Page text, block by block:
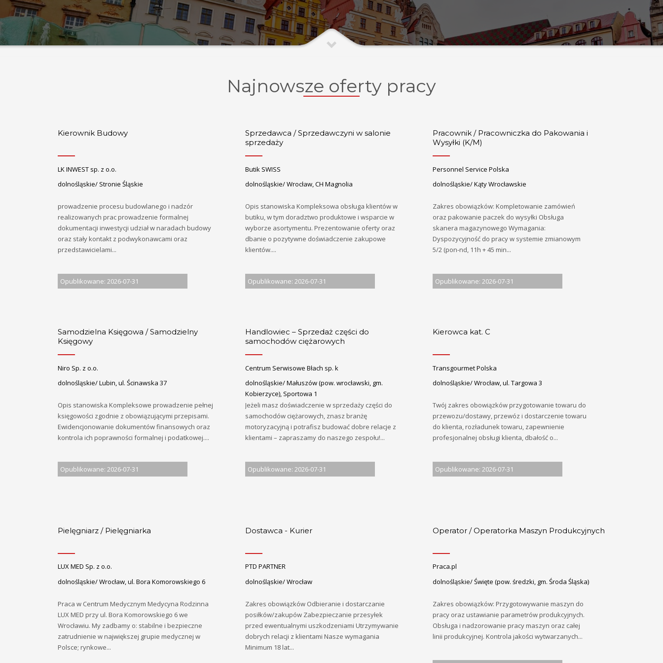
Najnowsze oferty pracy
Kierownik Budowy
LK INWEST sp. z o.o.
dolnośląskie/ Stronie Śląskie
prowadzenie procesu budowlanego i nadzór
realizowanych prac prowadzenie formalnej
dokumentacji inwestycji udział w naradach budowy
oraz stały kontakt z podwykonawcami oraz
przedstawicielami...
Opublikowane: 2026-07-31
Sprzedawca / Sprzedawczyni w salonie
sprzedaży
Butik SWISS
dolnośląskie/ Wrocław, CH Magnolia
Opis stanowiska Kompleksowa obsługa klientów w
butiku, w tym doradztwo produktowe i wsparcie w
wyborze asortymentu. Prezentowanie oferty oraz
dbanie o pozytywne doświadczenie zakupowe
klientów....
Opublikowane: 2026-07-31
Pracownik / Pracowniczka do Pakowania i
Wysyłki (K/M)
Personnel Service Polska
dolnośląskie/ Kąty Wrocławskie
Zakres obowiązków: Kompletowanie zamówień
oraz pakowanie paczek do wysyłki Obsługa
skanera magazynowego Wymagania:
Dyspozycyjność do pracy w systemie zmianowym
5/2 (pon-nd, 11h + 45 min...
Opublikowane: 2026-07-31
Samodzielna Księgowa / Samodzielny
Księgowy
Niro Sp. z o.o.
dolnośląskie/ Lubin, ul. Ścinawska 37
Opis stanowiska Kompleksowe prowadzenie pełnej
księgowości zgodnie z obowiązującymi przepisami.
Ewidencjonowanie dokumentów finansowych oraz
kontrola ich poprawności formalnej i podatkowej....
Opublikowane: 2026-07-31
Handlowiec – Sprzedaż części do
samochodów ciężarowych
Centrum Serwisowe Błach sp. k
dolnośląskie/ Małuszów (pow. wrocławski, gm.
Kobierzyce), Sportowa 1
Jeżeli masz doświadczenie w sprzedaży części do
samochodów ciężarowych, znasz branżę
motoryzacyjną i potrafisz budować dobre relacje z
klientami – zapraszamy do naszego zespołu!...
Opublikowane: 2026-07-31
Kierowca kat. C
Transgourmet Polska
dolnośląskie/ Wrocław, ul. Targowa 3
Twój zakres obowiązków przygotowanie towaru do
przewozu/dostawy, przewóz i dostarczenie towaru
do klienta, rozładunek towaru, zapewnienie
profesjonalnej obsługi klienta, dbałość o...
Opublikowane: 2026-07-31
Pielęgniarz / Pielęgniarka
LUX MED Sp. z o.o.
dolnośląskie/ Wrocław, ul. Bora Komorowskiego 6
Praca w Centrum Medycznym Medycyna Rodzinna
LUX MED przy ul. Bora Komorowskiego 6 we
Wrocławiu. My zadbamy o: stabilne i bezpieczne
zatrudnienie w największej grupie medycznej w
Polsce; rynkowe...
Dostawca - Kurier
PTD PARTNER
dolnośląskie/ Wrocław
Zakres obowiązków Odbieranie i dostarczanie
posiłków/zakupów Zabezpieczanie przesyłek
przed ewentualnymi uszkodzeniami Utrzymywanie
dobrych relacji z klientami Nasze wymagania
Minimum 18 lat...
Operator / Operatorka Maszyn Produkcyjnych
Praca.pl
dolnośląskie/ Święte (pow. średzki, gm. Środa Śląska)
Zakres obowiązków: Przygotowywanie maszyn do
pracy oraz ustawianie parametrów produkcyjnych.
Obsługa i nadzorowanie pracy maszyn oraz całej
linii produkcyjnej. Kontrola jakości wytwarzanych...